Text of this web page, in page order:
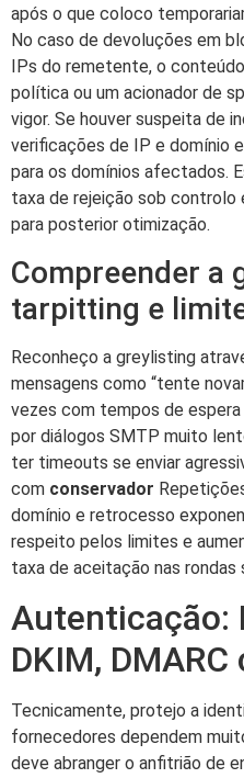
após o que coloco
No caso de devoluções em
IPs do remetente, o
política ou um acionador de
vigor. Se houver suspeita de
verificações de IP e domínio
para os domínios afectados.
taxa de rejeição sob controlo
para posterior otimização.
Compreender a
tarpitting e
Reconheço a greylisting
mensagens como “tente
vezes com tempos de
por diálogos SMTP muito
ter timeouts se enviar
com conservador
domínio e retrocesso
respeito pelos limites e
taxa de aceitação nas rondas
Autenticação:
DKIM,
Tecnicamente, protejo a
fornecedores dependem
deve abranger o anfitrião de